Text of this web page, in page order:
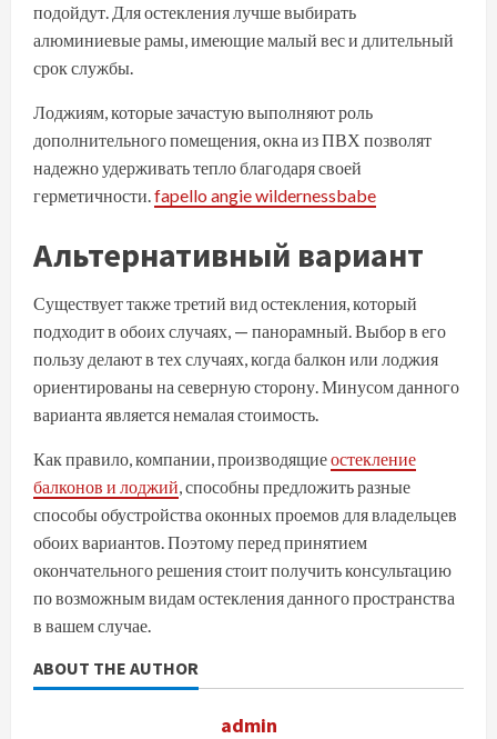
подойдут. Для остекления лучше выбирать
алюминиевые рамы, имеющие малый вес и длительный
срок службы.
Лоджиям, которые зачастую выполняют роль
дополнительного помещения, окна из ПВХ позволят
надежно удерживать тепло благодаря своей
герметичности.fapello angie wildernessbabe
Альтернативный вариант
Существует также третий вид остекления, который
подходит в обоих случаях, — панорамный. Выбор в его
пользу делают в тех случаях, когда балкон или лоджия
ориентированы на северную сторону. Минусом данного
варианта является немалая стоимость.
Как правило, компании, производящиеостекление
балконов и лоджий, способны предложить разные
способы обустройства оконных проемов для владельцев
обоих вариантов. Поэтому перед принятием
окончательного решения стоит получить консультацию
по возможным видам остекления данного пространства
в вашем случае.
ABOUT THE AUTHOR
admin